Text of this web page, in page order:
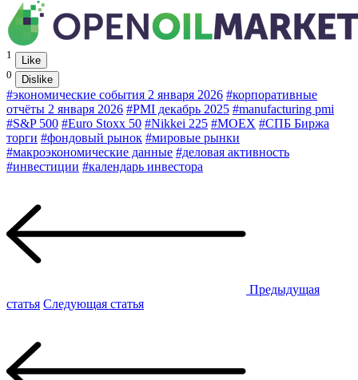
1
Like
0
Dislike
#экономические события 2 января 2026 #корпоративные
отчёты 2 января 2026 #PMI декабрь 2025 #manufacturing pmi
#S&P 500 #Euro Stoxx 50 #Nikkei 225 #MOEX #СПБ Биржа
торги #фондовый рынок #мировые рынки
#макроэкономические данные #деловая активность
#инвестиции #календарь инвестора
Предыдущая
статья Следующая статья